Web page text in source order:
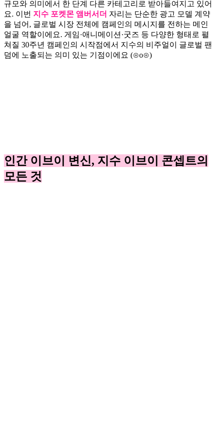
규모와 의미에서 한 단계 다른 카테고리로 받아들여지고 있어
요. 이번 지수 포켓몬 앰버서더 자리는 단순한 광고 모델 계약
을 넘어, 글로벌 시장 전체에 캠페인의 메시지를 전하는 메인
얼굴 역할이에요. 게임·애니메이션·굿즈 등 다양한 형태로 펼
쳐질 30주년 캠페인의 시작점에서 지수의 비주얼이 글로벌 팬
덤에 노출되는 의미 있는 기점이에요 (⊙o⊙)
인간 이브이 변신, 지수 이브이 콘셉트의
모든 것